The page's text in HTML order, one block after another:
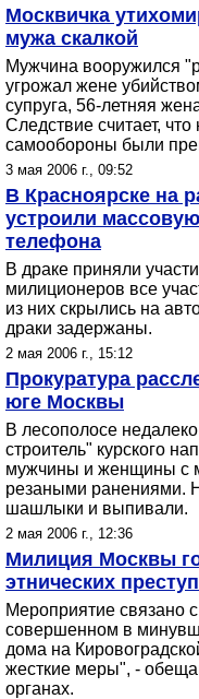
Москвичка
мужа скалкой
Мужчина вооружился
угрожал жене
супруга, 56-летняя
Следствие считает,
самообороны были
3 мая 2006 г., 09:52
В Красноярске на
устроили
телефона
В драке приняли
милиционеров все
из них скрылись на
драки задержаны.
2 мая 2006 г., 15:12
Прокуратура
юге Москвы
В лесополосе
строитель" курского
мужчины и женщины с
резаными ранениями.
шашлыки и выпивали.
2 мая 2006 г., 12:36
Милиция Москвы
этнических
Мероприятие связано
совершенном в
дома на
жесткие меры", -
органах.